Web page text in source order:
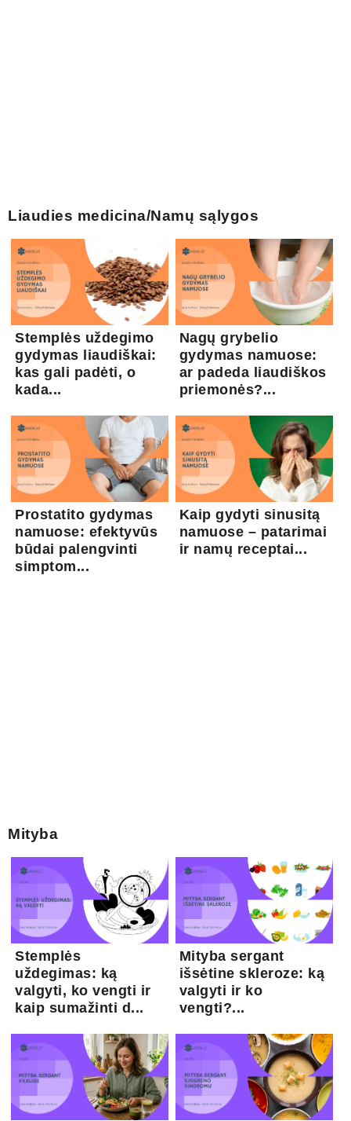
Liaudies medicina/Namų sąlygos
Stemplės uždegimo
gydymas liaudiškai:
kas gali padėti, o
kada...
Nagų grybelio
gydymas namuose:
ar padeda liaudiškos
priemonės?...
Prostatito gydymas
namuose: efektyvūs
būdai palengvinti
simptom...
Kaip gydyti sinusitą
namuose – patarimai
ir namų receptai...
Mityba
Stemplės
uždegimas: ką
valgyti, ko vengti ir
kaip sumažinti d...
Mityba sergant
išsėtine skleroze: ką
valgyti ir ko
vengti?...